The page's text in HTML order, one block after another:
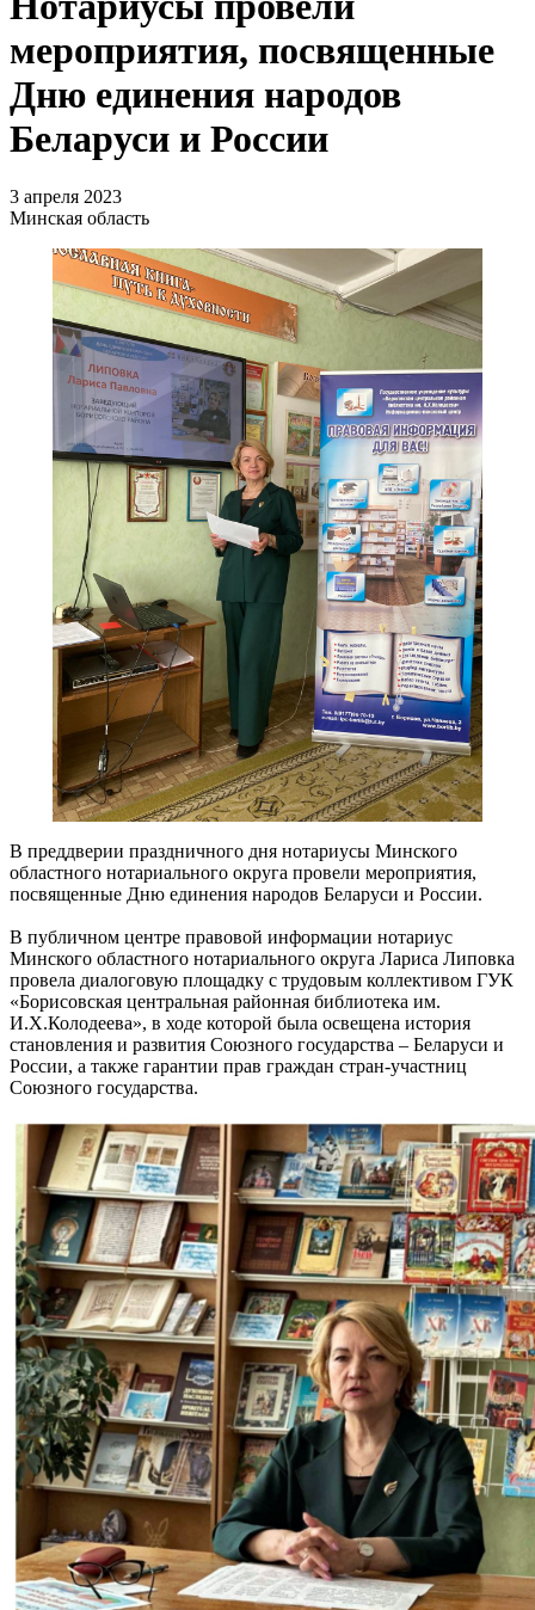
мероприятия, посвященные
Дню единения народов
Беларуси и России
3 апреля 2023
Минская область
В преддверии праздничного дня нотариусы Минского
областного нотариального округа провели мероприятия,
посвященные Дню единения народов Беларуси и России.
В публичном центре правовой информации нотариус
Минского областного нотариального округа Лариса Липовка
провела диалоговую площадку с трудовым коллективом ГУК
«Борисовская центральная районная библиотека им.
И.Х.Колодеева», в ходе которой была освещена история
становления и развития Союзного государства – Беларуси и
России, а также гарантии прав граждан стран-участниц
Союзного государства.